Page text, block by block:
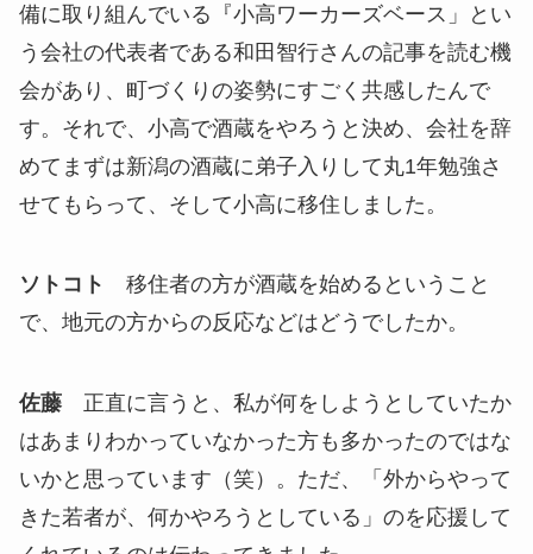
備に取り組んでいる『小高ワーカーズベース」とい
う会社の代表者である和田智行さんの記事を読む機
会があり、町づくりの姿勢にすごく共感したんで
す。それで、小高で酒蔵をやろうと決め、会社を辞
めてまずは新潟の酒蔵に弟子入りして丸1年勉強さ
せてもらって、そして小高に移住しました。
ソトコト
移住者の方が酒蔵を始めるということ
で、地元の方からの反応などはどうでしたか。
佐藤 正直に言うと、私が何をしようとしていたか
はあまりわかっていなかった方も多かったのではな
いかと思っています（笑）。ただ、「外からやって
きた若者が、何かやろうとしている」のを応援して